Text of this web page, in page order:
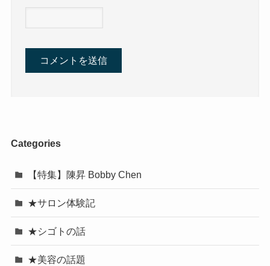
Categories
【特集】陳昇 Bobby Chen
★サロン体験記
★シゴトの話
★美容の話題